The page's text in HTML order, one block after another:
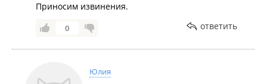
Приносим извинения.
0 ответить
Юлия